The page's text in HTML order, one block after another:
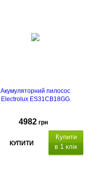
Акумуляторний пилосос
Electrolux ES31CB18GG
4982 грн
КУПИТИ
Купити
в 1 клік